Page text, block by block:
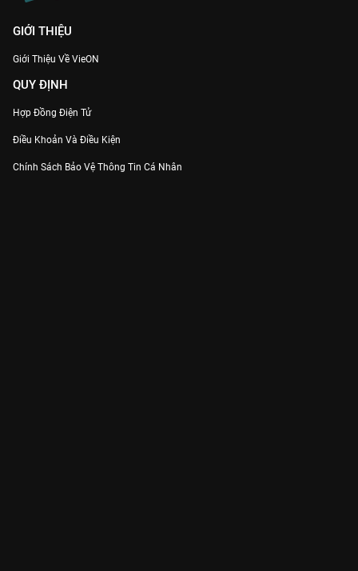
GIỚI THIỆU
Giới Thiệu Về VieON
QUY ĐỊNH
Hợp Đồng Điện Tử
Điều Khoản Và Điều Kiện
Chính Sách Bảo Vệ Thông Tin Cá Nhân